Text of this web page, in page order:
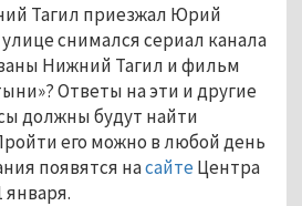
Тагил приезжал Юрий
снимался сериал канала
Нижний Тагил и фильм
Ответы на эти и другие
должны будут найти
его можно в любой день
появятся насайте Центра
января.